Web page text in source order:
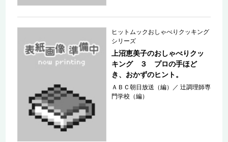
ヒットムックおしゃべりクッキング
シリーズ
上沼恵美子のおしゃべりクッ
キング ３ プロの手ほど
き、おかずのヒント。
ＡＢＣ朝日放送（編） ／辻調理師専
門学校（編）